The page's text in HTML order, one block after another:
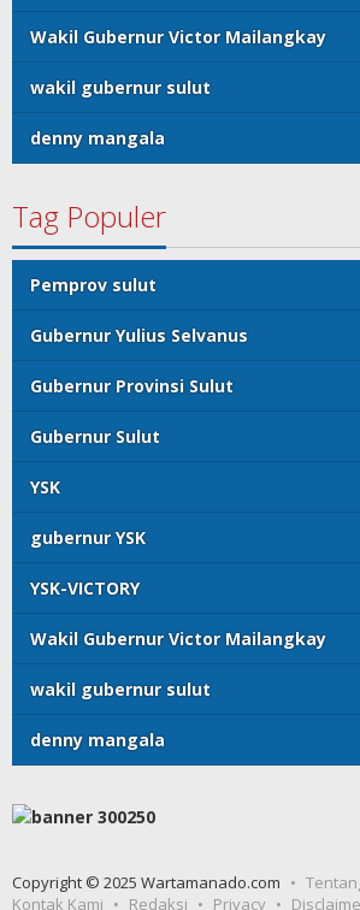
Wakil Gubernur Victor Mailangkay
wakil gubernur sulut
denny mangala
Tag Populer
Pemprov sulut
Gubernur Yulius Selvanus
Gubernur Provinsi Sulut
Gubernur Sulut
YSK
gubernur YSK
YSK-VICTORY
Wakil Gubernur Victor Mailangkay
wakil gubernur sulut
denny mangala
Copyright © 2025 Wartamanado.com
Kontak Kami
Redaksi Privacy